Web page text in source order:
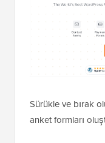
Sürükle ve bırak
anket formları